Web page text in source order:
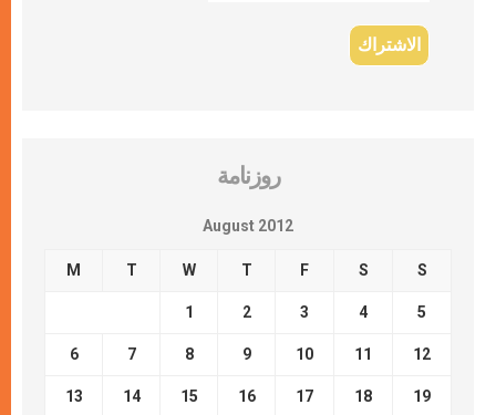
روزنامة
August 2012
M T W T F S S
1 2 3 4 5
6 7 8 9 10 11 12
13 14 15 16 17 18 19